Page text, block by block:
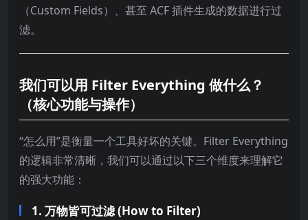
（Custom Fields）、甚至 ACF 插件生成的数据进行过
滤。
我们可以用 Filter Everything 做什么？
（核心功能与操作）
“怎么用”是衡量一个工具好坏的关键。Filter Everything
的逻辑非常清晰，我们可以通过以下三个维度来理解它
的强大功能：
1. 万物皆可过滤 (How to Filter)